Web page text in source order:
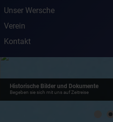
Unser Wersche
Verein
Kontakt
Historische Bilder und Dokumente
Begeben sie sich mit uns auf Zeitreise